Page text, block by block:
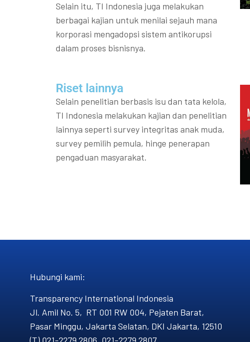
Selain itu, TI Indonesia juga melakukan
berbagai kajian untuk menilai sejauh mana
korporasi mengadopsi sistem antikorupsi
dalam proses bisnisnya.
Riset lainnya​​
Selain penelitian berbasis isu dan tata kelola,
TI Indonesia melakukan kajian dan penelitian
lainnya seperti survey integritas anak muda,
survey pemilih pemula, hinge penerapan
pengaduan masyarakat.
Hubungi kami​:
Transparency International Indonesia
Jl. Amil No. 5, RT 001 RW 004, Pejaten Barat,
Pasar Minggu, Jakarta Selatan, DKI Jakarta, 12510